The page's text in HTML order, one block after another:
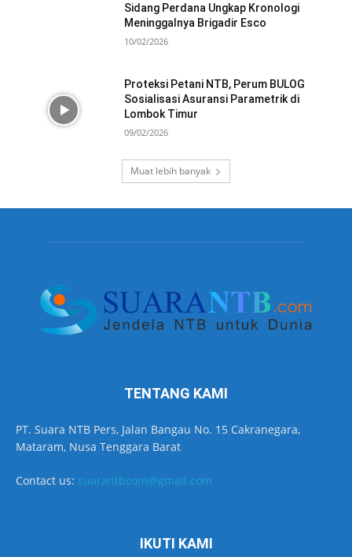
Sidang Perdana Ungkap Kronologi
Meninggalnya Brigadir Esco
10/02/2026
Proteksi Petani NTB, Perum BULOG
Sosialisasi Asuransi Parametrik di
Lombok Timur
09/02/2026
Muat lebih banyak
TENTANG KAMI
PT. Suara NTB Pers, Jalan Bangau No. 15 Cakranegara,
Mataram, Nusa Tenggara Barat
Contact us: suarantbcom@gmail.com
IKUTI KAMI